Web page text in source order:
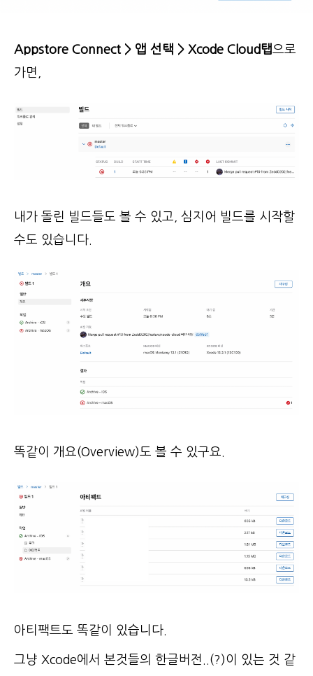
Appstore Connect > 앱 선택 > Xcode Cloud탭으로
가면,
내가 돌린 빌드들도 볼 수 있고, 심지어 빌드를 시작할
수도 있습니다.
똑같이 개요(Overview)도 볼 수 있구요.
아티팩트도 똑같이 있습니다.
그냥 Xcode에서 본것들의 한글버전..(?)이 있는 것 같